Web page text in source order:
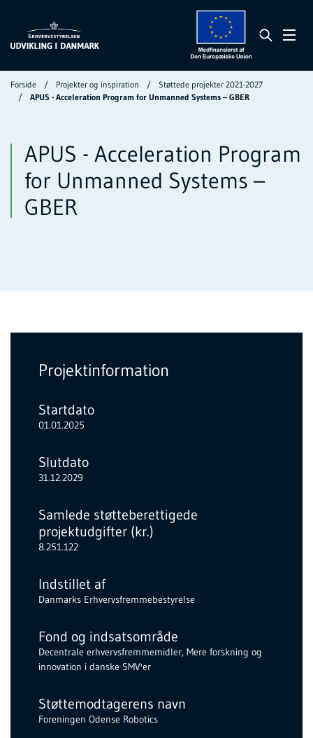
Forside Projekter og inspiration
Støttede projekter 2021-2027
APUS - Acceleration Program for Unmanned Systems – GBER
APUS - Acceleration Program
for Unmanned Systems –
GBER
Projektinformation
Startdato
01.01.2025
Slutdato
31.12.2029
Samlede støtteberettigede
projektudgifter (kr.)
8.251.122
Indstillet af
Danmarks Erhvervsfremmebestyrelse
Fond og indsatsområde
Decentrale erhvervsfremmemidler, Mere forskning og
innovation i danske SMV'er
Støttemodtagerens navn
Foreningen Odense Robotics